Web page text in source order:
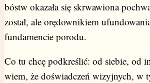
bóstw okazała się skrwawiona
został, ale orędownikiem
fundamencie porodu.
Co tu chcę podkreślić: od siebie, od
wiem, że doświadczeń wizyjnych, w